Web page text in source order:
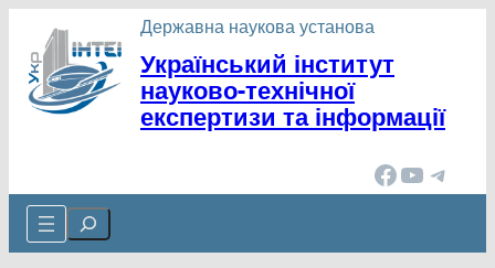
вмісту
Державна наукова установа
Український інститут
науково-технічної
експертизи та інформації
Facebook YouTube Telegram
Cerca